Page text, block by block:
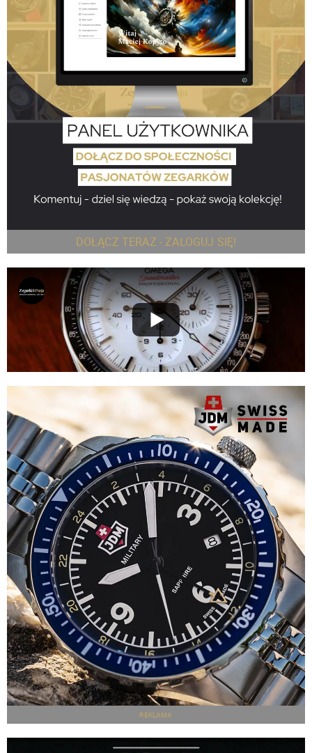
DOŁĄCZ TERAZ - ZALOGUJ SIĘ!
REKLAMA